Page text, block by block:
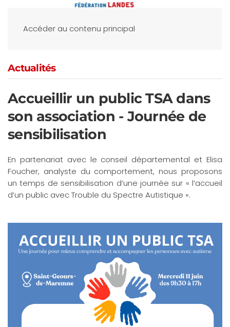
Accéder au contenu principal
Actualités
Accueillir un public TSA dans
son association - Journée de
sensibilisation
En partenariat avec le conseil départemental et Elisa
Foucher, analyste du comportement, nous proposons
un temps de sensibilisation d’une journée sur « l’accueil
d’un public avec Trouble du Spectre Autistique ».